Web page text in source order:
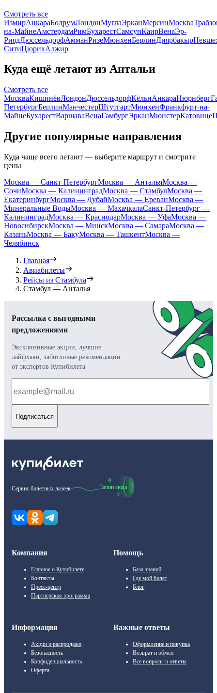
Смотреть все
ИзмирАнкараБодрумЛондонМуглаЭрканМерсинМосква
на-МайнеАмстердамРимБухарестСамсунКаирВенаЭр-
РиядДюссельдорфАмманРизеМюнхенБерлинДиярбакыр
СитиЦюрихАлжир
Куда ещё летают из Антальи
Смотреть все
МоскваКишинёвЛондонДюссельдорфКёльнАнкараНюрнберг
ПетербургБерлинМанчестерШтутгартМюнхенФранкфурт-на-
МайнеБухарестВаршаваВенаГамбургЭрканМюнстерКатовице
Другие популярные направления
Куда чаще всего летают — выберите маршрут и смотрите
цены
Москва — Санкт-ПетербургМосква — АнтальяМосква —
СочиМосква — КалининградМосква — СтамбулМосква —
ЕкатеринбургМосква — ДубайМосква — ЕреванМосква —
Минеральные ВодыМосква — МахачкалаСанкт-Петербург —
КалининградМосква — КраснодарМосква — УфаМосква —
НовосибирскМосква — МинскМосква — СамараМосква —
КазаньМосква — БакуМосква — ТашкентМосква —
Челябинск
Главная
Авиабилеты
Рейсы из Стамбула
Стамбул — Анталья
Рассылка с выгодными
предложениями
Эксклюзивные акции, лучшие
лайфхаки, заботливые рекомендации
от экспертов Купибилета
Подписаться
Сервис билетных лазеек Тапни сюда
Компания
Главное о Купибилете
Контакты
Пресс-центр
Партнерская программа
Помощь
База знаний
Где мой билет
Блог
Информация
Акции и распродажи
Безопасность
Конфиденциальность
Оферта
Важные ответы
Оформление и покупка
Возврат и обмен
Все вопросы и ответы